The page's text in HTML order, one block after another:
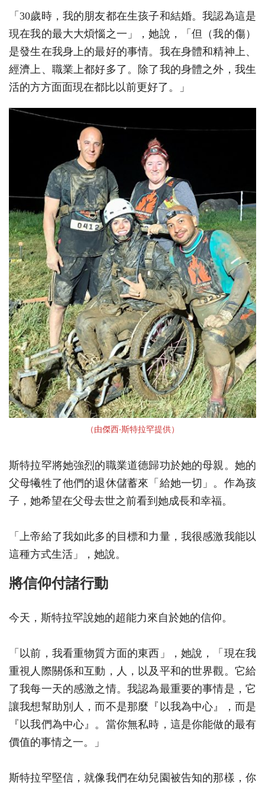
「30歲時，我的朋友都在生孩子和結婚。我認為這是
現在我的最大大煩惱之一」，她說，「但（我的傷）
是發生在我身上的最好的事情。我在身體和精神上、
經濟上、職業上都好多了。除了我的身體之外，我生
活的方方面面現在都比以前更好了。」
（由傑西‧斯特拉罕提供）
斯特拉罕將她強烈的職業道德歸功於她的母親。她的
父母犧牲了他們的退休儲蓄來「給她一切」。作為孩
子，她希望在父母去世之前看到她成長和幸福。
「上帝給了我如此多的目標和力量，我很感激我能以
這種方式生活」，她說。
將信仰付諸行動
今天，斯特拉罕說她的超能力來自於她的信仰。
「以前，我看重物質方面的東西」，她說，「現在我
重視人際關係和互動，人，以及平和的世界觀。它給
了我每一天的感激之情。我認為最重要的事情是，它
讓我想幫助別人，而不是那麼『以我為中心』，而是
『以我們為中心』。當你無私時，這是你能做的最有
價值的事情之一。」
斯特拉罕堅信，就像我們在幼兒園被告知的那樣，你